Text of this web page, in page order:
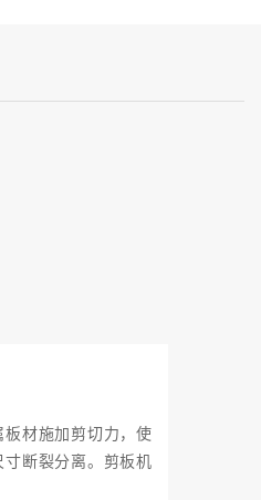
材施加剪切力，使
断裂分离。剪板机